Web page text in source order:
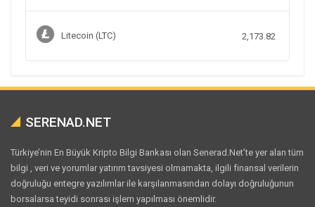
Litecoin (LTC) 2,173.82
SERENAD.NET
Türkiye’nin En Büyük Kripto Bilgi Bankası olan Senerad.Net’te yer alan tüm
bilgi , veri ve yorumlar yatırım tavsiyesi olmamakta, ilgili finansal verilerin
doğruluğu entegre yazılımlar ile karşılanmasından dolayı doğruluğunun
borsalarsa teyidi sonrası işlem yapılması önemlidir.